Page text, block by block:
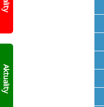
Opravdu
Prohlédněte
francouzský
přívěs
Click
Up!
10%
SLEVY
NA
SKLADOVÉ
Aktuality